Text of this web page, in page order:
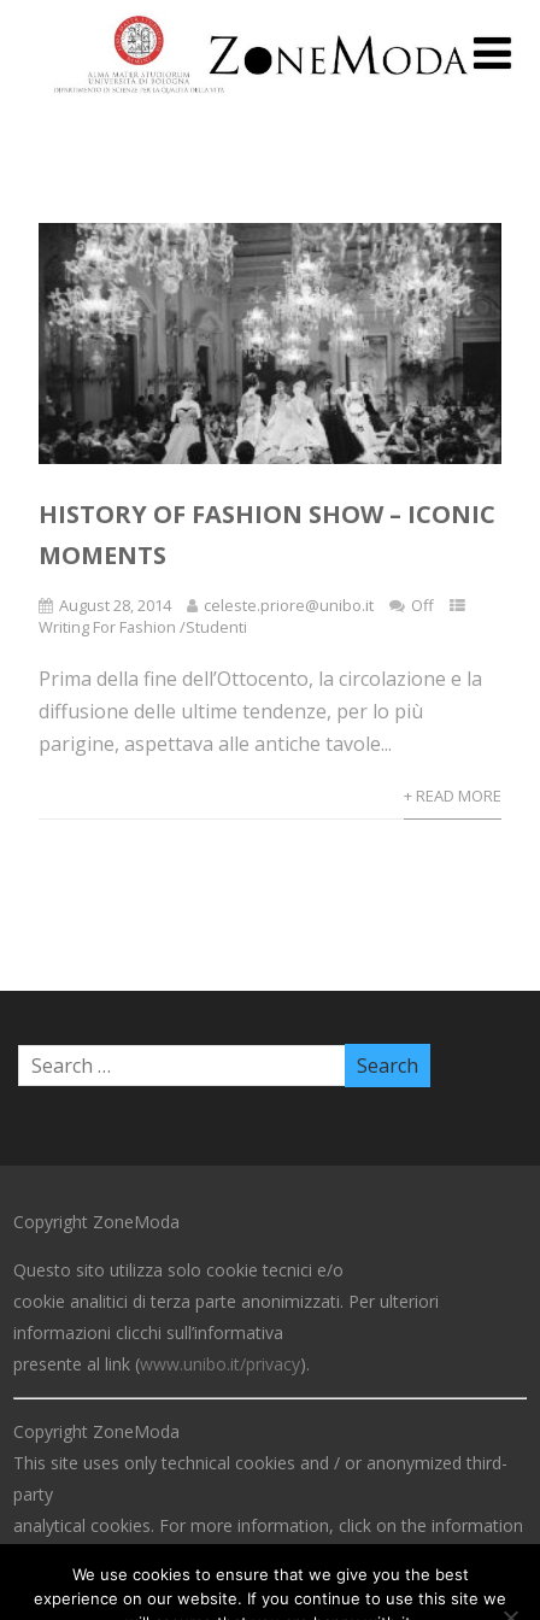
HISTORY OF FASHION SHOW – ICONIC
MOMENTS
August 28, 2014 celeste.priore@unibo.it
Off
Writing For Fashion /Studenti
Prima della fine dell’Ottocento, la circolazione e la
diffusione delle ultime tendenze, per lo più
parigine, aspettava alle antiche tavole...
+ READ MORE
Copyright ZoneModa
Questo sito utilizza solo cookie tecnici e/o
cookie analitici di terza parte anonimizzati. Per ulteriori
informazioni clicchi sull’informativa
presente al link (www.unibo.it/privacy).
Copyright ZoneModa
This site uses only technical cookies and / or anonymized third-
party
analytical cookies. For more information, click on the information
We use cookies to ensure that we give you the best
experience on our website. If you continue to use this site we